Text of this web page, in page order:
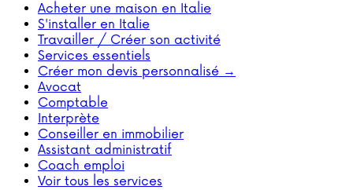
Acheter une maison en Italie
S'installer en Italie
Travailler / Créer son activité
Services essentiels
Créer mon devis personnalisé →
Avocat
Comptable
Interprète
Conseiller en immobilier
Assistant administratif
Coach emploi
Voir tous les services